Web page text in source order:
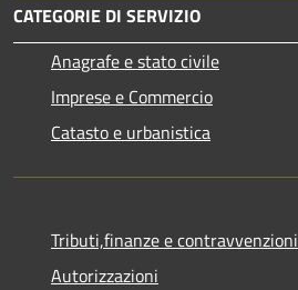
CATEGORIE DI SERVIZIO
Anagrafe e stato civile
Imprese e Commercio
Catasto e urbanistica
Tributi,finanze e contravvenzioni
Autorizzazioni